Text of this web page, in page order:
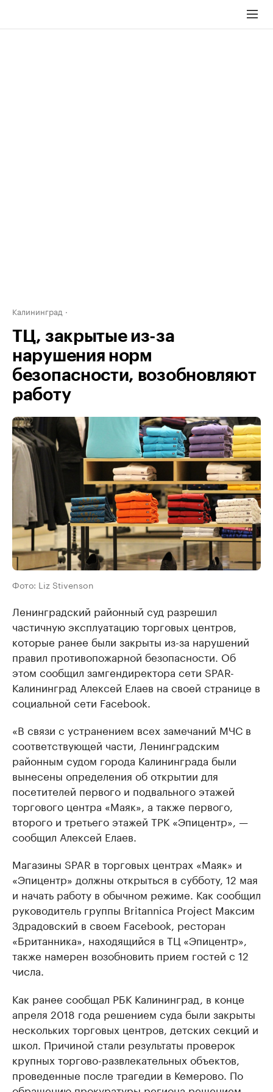
Калининград
ТЦ, закрытые из-за
нарушения норм
безопасности, возобновляют
работу
Фото: Liz Stivenson
Ленинградский районный суд разрешил
частичную эксплуатацию торговых центров,
которые ранее были закрыты из-за нарушений
правил противопожарной безопасности. Об
этом сообщил замгендиректора сети SPAR-
Калининград Алексей Елаев на своей странице в
социальной сети Facebook.
«В связи с устранением всех замечаний МЧС в
соответствующей части, Ленинградским
районным судом города Калининграда были
вынесены определения об открытии для
посетителей первого и подвального этажей
торгового центра «Маяк», а также первого,
второго и третьего этажей ТРК «Эпицентр», —
сообщил Алексей Елаев.
Магазины SPAR в торговых центрах «Маяк» и
«Эпицентр» должны открыться в субботу, 12 мая
и начать работу в обычном режиме. Как сообщил
руководитель группы Britannica Project Максим
Здрадовский в своем Facebook, ресторан
«Британника», находящийся в ТЦ «Эпицентр»,
также намерен возобновить прием гостей с 12
числа.
Как ранее сообщал РБК Калининград, в конце
апреля 2018 года решением суда были закрыты
нескольких торговых центров, детских секций и
школ. Причиной стали результаты проверок
крупных торгово-развлекательных объектов,
проведенные после трагедии в Кемерово. По